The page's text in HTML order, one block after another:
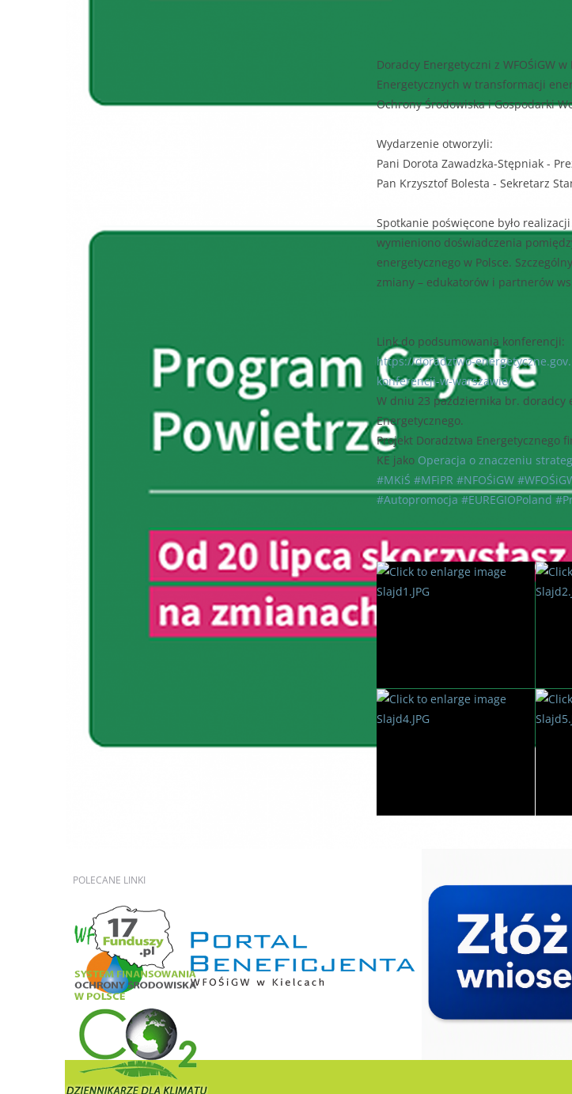
Doradcy Energetyczni z WFOŚiGW
Energetycznych w transformacji
Ochrony Środowiska i Gospodarki
Wydarzenie otworzyli:
Pani Dorota Zawadzka-Stępniak -
Pan Krzysztof Bolesta - Sekretarz
Spotkanie poświęcone było
wymieniono doświadczenia
energetycznego w Polsce.
zmiany – edukatorów i partnerów
Link do podsumowania konferencji:
https://doradztwo-
konferencji-w-warszawie/
W dniu 23 października br.
Energetycznego.
Projekt Doradztwa Energetycznego
KE jako Operacja o znaczeniu
#MKiŚ #MFiPR #NFOŚiGW
#Autopromocja #EUREGIOPoland
POLECANE LINKI